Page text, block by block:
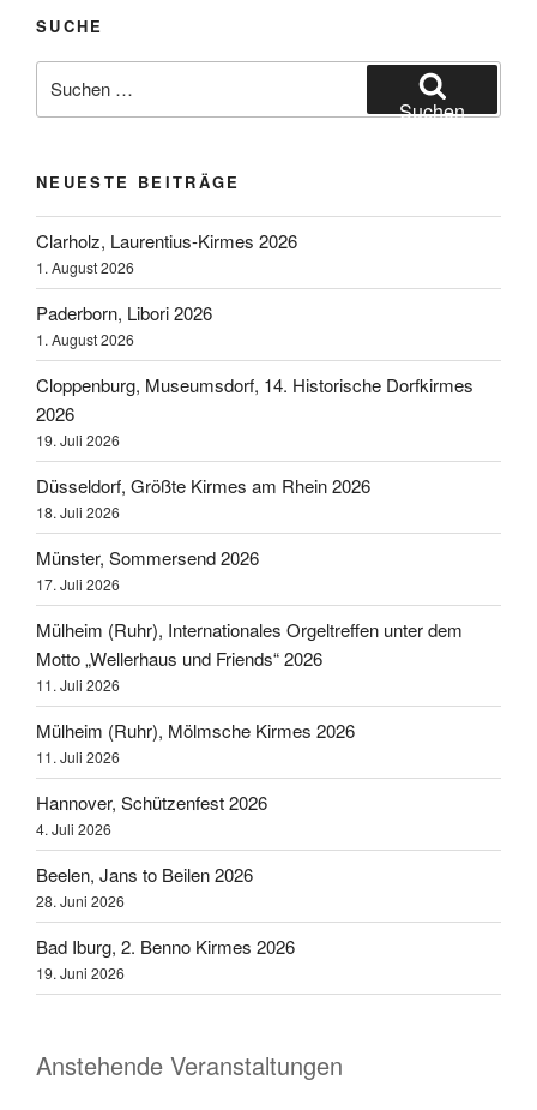
SUCHE
nach:
Suchen
NEUESTE BEITRÄGE
Clarholz, Laurentius-Kirmes 2026
1. August 2026
Paderborn, Libori 2026
1. August 2026
Cloppenburg, Museumsdorf, 14. Historische Dorfkirmes
2026
19. Juli 2026
Düsseldorf, Größte Kirmes am Rhein 2026
18. Juli 2026
Münster, Sommersend 2026
17. Juli 2026
Mülheim (Ruhr), Internationales Orgeltreffen unter dem
Motto „Wellerhaus und Friends“ 2026
11. Juli 2026
Mülheim (Ruhr), Mölmsche Kirmes 2026
11. Juli 2026
Hannover, Schützenfest 2026
4. Juli 2026
Beelen, Jans to Beilen 2026
28. Juni 2026
Bad Iburg, 2. Benno Kirmes 2026
19. Juni 2026
Anstehende Veranstaltungen